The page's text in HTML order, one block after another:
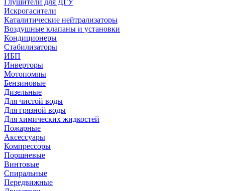
Глушители для ДГУ
Искрогасители
Каталитические нейтрализаторы
Воздушные клапаны и установки
Кондиционеры
Стабилизаторы
ИБП
Инверторы
Мотопомпы
Бензиновые
Дизельные
Для чистой воды
Для грязной воды
Для химических жидкостей
Пожарные
Аксессуары
Компрессоры
Поршневые
Винтовые
Спиральные
Передвижные